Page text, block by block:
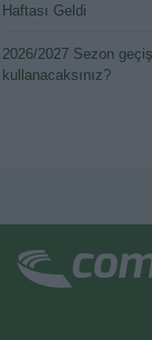
Haftası Geldi
2026/2027 Sezon
kullanacaksınız?